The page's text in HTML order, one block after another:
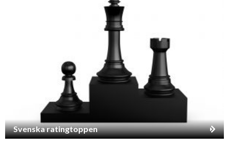
Svenska ratingtoppen